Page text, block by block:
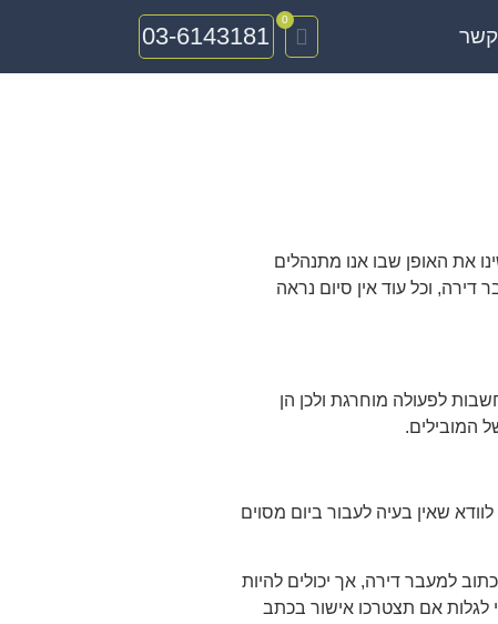
קשר
0
03-6143181
בשנה הזו שינו את האופן שבו אנו מתנהלים
דירה, וכל עוד אין סיום נראה
לפעולה מוחרגת ולכן הן
המובילים.
שאין בעיה לעבור ביום מסוים
למעבר דירה, אך יכולים להיות
לגלות אם תצטרכו אישור בכתב